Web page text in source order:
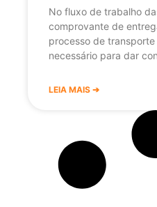
No fluxo de trabalho
comprovante de
processo de
necessário para dar
LEIA MAIS ➔